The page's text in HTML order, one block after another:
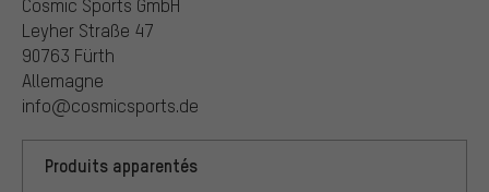
Cosmic Sports GmbH
Leyher Straße 47
90763 Fürth
Allemagne
info@cosmicsports.de
Produits apparentés